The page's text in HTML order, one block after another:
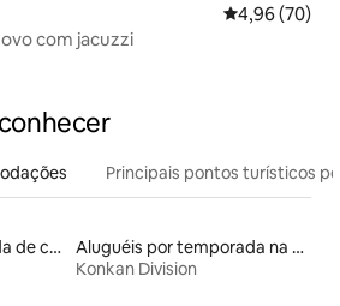
4,96 de uma
4,96 (70)
com jacuzzi
Principais pontos turísticos
Aluguel por temporada de casas arredondadas
Aluguéis por temporada na orla
Konkan Division